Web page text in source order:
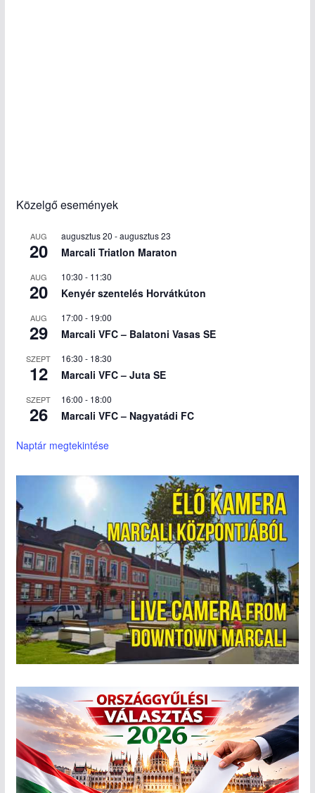
Közelgő események
AUG
20
augusztus 20 -augusztus 23
Marcali Triatlon Maraton
AUG
20
10:30 - 11:30
Kenyér szentelés Horvátkúton
AUG
29
17:00 - 19:00
Marcali VFC – Balatoni Vasas SE
SZEPT
12
16:30 - 18:30
Marcali VFC – Juta SE
SZEPT
26
16:00 - 18:00
Marcali VFC – Nagyatádi FC
Naptár megtekintése